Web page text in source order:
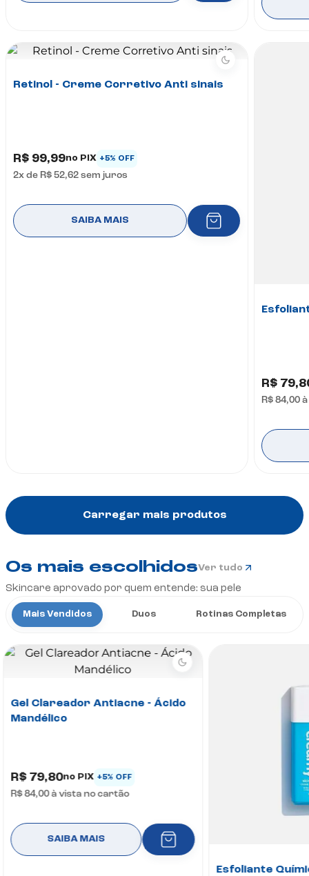
Retinol - Creme Corretivo Anti sinais
R$ 99,99no PIX +5% OFF
2x de R$ 52,62 sem juros
SAIBA MAIS
R$
R$ 84,00
Carregar mais produtos
Os mais escolhidosVer tudo
Skincare aprovado por quem entende: sua pele
Mais Vendidos Duos Rotinas Completas
Gel Clareador Antiacne - Ácido
Mandélico
R$ 79,80no PIX +5% OFF
R$ 84,00à vista no cartão
SAIBA MAIS
Esfoliante